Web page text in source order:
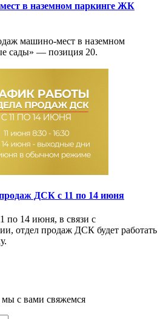
в наземном паркинге ЖК
машино-мест в наземном
сады» — позиция 20.
ДСК с 11 по 14 июня
по 14 июня, в связи с
отдел продаж ДСК будет работать
мы с вами свяжемся